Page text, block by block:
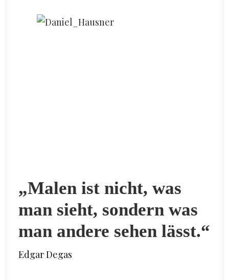
„Malen ist nicht, was
man sieht, sondern was
man andere sehen lässt.“
Edgar Degas